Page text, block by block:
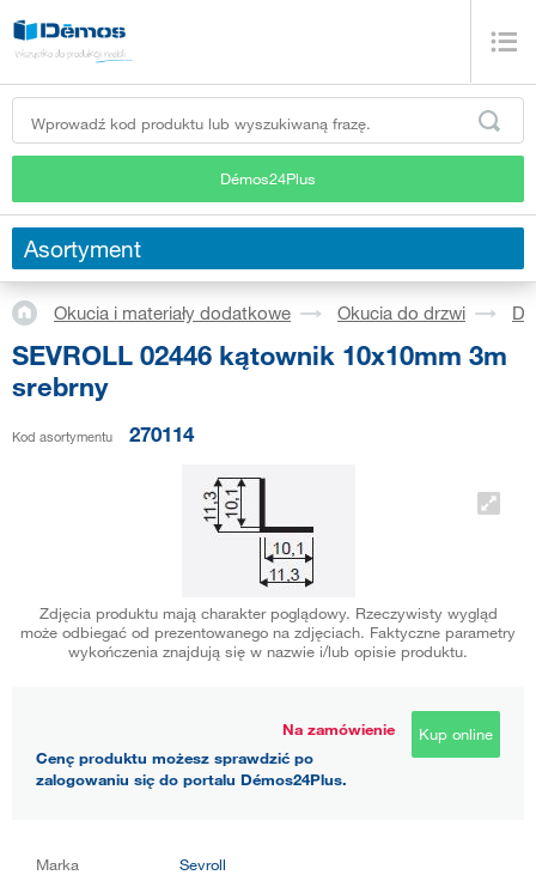
Démos24Plus
Asortyment
Okucia i materiały dodatkowe Okucia do drzwi
SEVROLL 02446 kątownik 10x10mm 3m
srebrny
Kod asortymentu 270114
Zdjęcia produktu mają charakter poglądowy. Rzeczywisty wygląd
może odbiegać od prezentowanego na zdjęciach. Faktyczne parametry
wykończenia znajdują się w nazwie i/lub opisie produktu.
Na zamówienie
Cenę produktu możesz sprawdzić po
zalogowaniu się do portalu Démos24Plus.
Kup online
Marka
Sevroll